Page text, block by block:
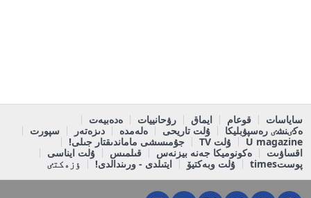
ساياسات قوعام ايماق رۋحانييات
ەدەبيەت
ەكٸنشٸ رەسپۋبليكا
ۇلت تاريحى ەلەمدە دىزەتەر
سپورت
U magazine
ۇلت TV
جۇمىسشى ماماندىقتار جىلى!
اقساۋىت
ەكونوميكا جەنە بيزنەس قىلمىس
ۇلت ايناسى
پوستtimes
ۇلت وبەكتيۆ ايتىلدى - ورىندالدى! ٶزەكتٸ